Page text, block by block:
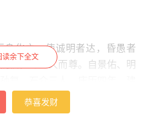
化之，使诚明者达，昏愚者
信，为道久而尊。自景佑、明
瑗教学之法以为则，召为诸生
读余下全文
恭喜发财